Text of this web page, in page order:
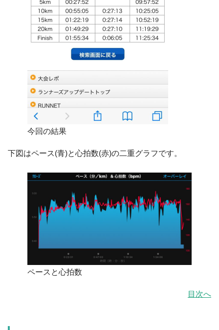
今回の結果
下図はペース(青)と心拍数(赤)の二重グラフです。
ペースと心拍数
目次へ